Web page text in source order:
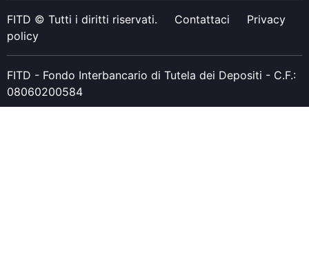
FITD © Tutti i diritti riservati. Contattaci
Privacy
policy
FITD - Fondo Interbancario di Tutela dei Depositi - C.F.:
08060200584